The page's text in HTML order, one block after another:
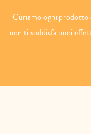
Curiamo ogni prodotto
non ti soddisfa puoi